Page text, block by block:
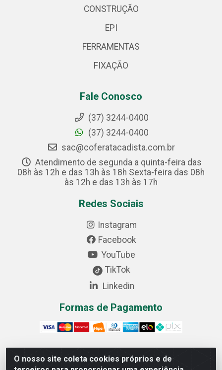
O nosso site coleta cookies próprios e de
CONSTRUÇÃO
EPI
FERRAMENTAS
FIXAÇÃO
Fale Conosco
(37) 3244-0400
(37) 3244-0400
sac@coferatacadista.com.br
Atendimento de segunda a quinta-feira das
08h às 12h e das 13h às 18h Sexta-feira das 08h
às 12h e das 13h às 17h
Redes Sociais
Instagram
Facebook
YouTube
TikTok
Linkedin
Formas de Pagamento
Cofer Importadora e Distribuidora LTDA - Avenida